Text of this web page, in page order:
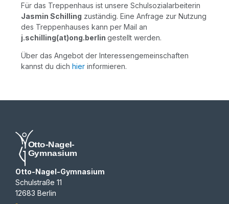
Für das Trep­pen­haus ist unse­re Schul­so­zi­al­ar­bei­te­rin
Jas­min Schil­ling zustän­dig. Eine Anfra­ge zur Nut­zung
des Trep­pen­hau­ses kann per Mail an
j.schilling(at)ong.berlin gestellt wer­den.
Über das Ange­bot der Inter­es­sen­ge­mein­schaf­ten
kannst du dich hier informieren.
Otto-Nagel-Gymnasium
Schulstraße 11
12683 Berlin